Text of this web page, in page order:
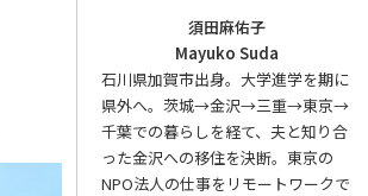
須田麻佑子
Mayuko Suda
石川県加賀市出身。大学進学を期に
県外へ。茨城→金沢→三重→東京→
千葉での暮らしを経て、夫と知り合
った金沢への移住を決断。東京の
NPO法人の仕事をリモートワークで